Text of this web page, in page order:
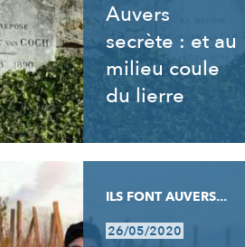
Auvers
secrète : et au
milieu coule
du lierre
ILS FONT AUVERS...
26/05/2020